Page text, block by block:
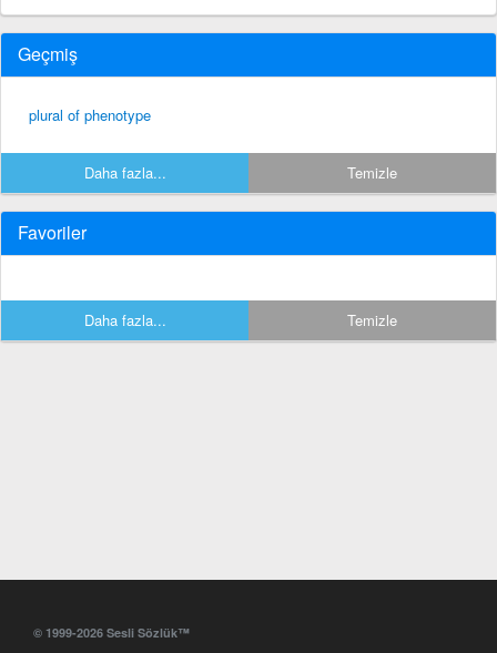
Geçmiş
plural of phenotype
Daha fazla... Temizle
Favoriler
Daha fazla... Temizle
© 1999-2026 Sesli Sözlük™